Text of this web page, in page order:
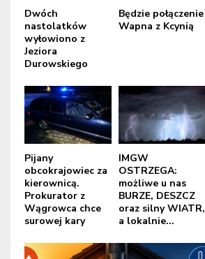
Dwóch
nastolatków
wyłowiono z
Jeziora
Durowskiego
Będzie połączenie
Wapna z Kcynią
Pijany
obcokrajowiec za
kierownicą.
Prokurator z
Wągrowca chce
surowej kary
IMGW
OSTRZEGA:
możliwe u nas
BURZE, DESZCZ
oraz silny WIATR,
a lokalnie...